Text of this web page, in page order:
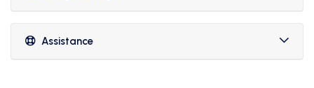
Assistance